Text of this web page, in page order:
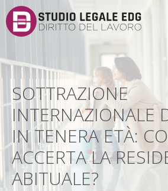
SOTTRAZIONE
INTERNAZIONALE
IN TENERA ETÀ:
ACCERTA LA
ABITUALE?